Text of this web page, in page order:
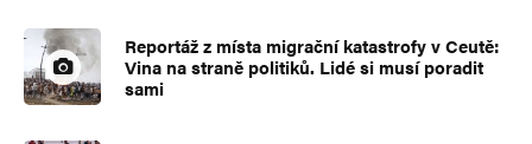
Reportáž z místa migrační katastrofy v Ceutě:
Vina na straně politiků. Lidé si musí poradit
sami